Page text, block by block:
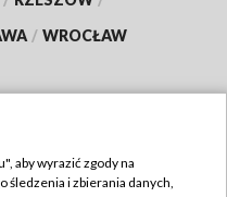
/ WROCŁAW
aby wyrazić zgody na
śledzenia i zbierania danych,